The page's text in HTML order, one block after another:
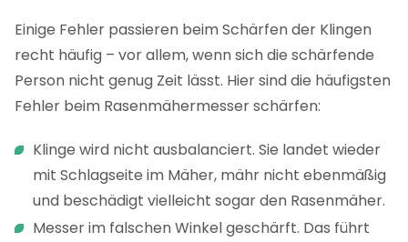
Einige Fehler passieren beim Schärfen der Klingen
recht häufig – vor allem, wenn sich die schärfende
Person nicht genug Zeit lässt. Hier sind die häufigsten
Fehler beim Rasenmähermesser schärfen:
Klinge wird nicht ausbalanciert. Sie landet wieder
mit Schlagseite im Mäher, mähr nicht ebenmäßig
und beschädigt vielleicht sogar den Rasenmäher.
Messer im falschen Winkel geschärft. Das führt